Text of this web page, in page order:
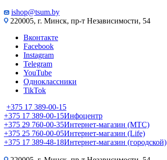
ishop@tsum.by
220005, г. Минск, пр-т Независимости, 54
Вконтакте
Facebook
Instagram
Telegram
YouTube
Одноклассники
TikTok
+375 17 389-00-15
+375 17 389-00-15Инфоцентр
+375 29 760-00-35Интернет-магазин (МТС)
+375 25 760-00-05Интернет-магазин (Life)
+375 17 389-48-18Интернет-магазин (городской)